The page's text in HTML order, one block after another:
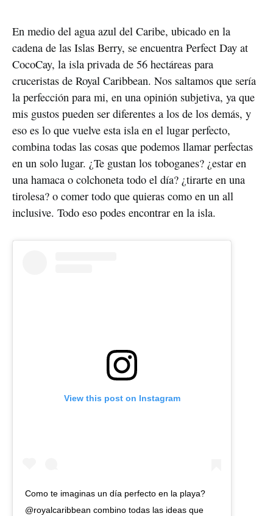
En medio del agua azul del Caribe, ubicado en la
cadena de las Islas Berry, se encuentra Perfect Day at
CocoCay, la isla privada de 56 hectáreas para
cruceristas de Royal Caribbean. Nos saltamos que sería
la perfección para mi, en una opinión subjetiva, ya que
mis gustos pueden ser diferentes a los de los demás, y
eso es lo que vuelve esta isla en el lugar perfecto,
combina todas las cosas que podemos llamar perfectas
en un solo lugar. ¿Te gustan los toboganes? ¿estar en
una hamaca o colchoneta todo el día? ¿tirarte en una
tirolesa? o comer todo que quieras como en un all
inclusive. Todo eso podes encontrar en la isla.
View this post on Instagram
Como te imaginas un día perfecto en la playa?
@royalcaribbean combino todas las ideas que